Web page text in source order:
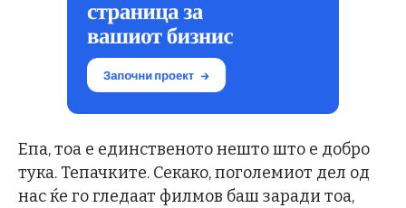
Епа, тоа е единственото нешто што е добро
тука. Тепачките. Секако, поголемиот дел од
нас ќе го гледаат филмов баш заради тоа,